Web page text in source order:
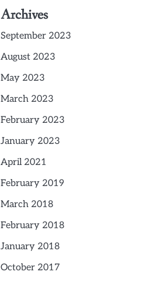
Archives
September 2023
August 2023
May 2023
March 2023
February 2023
January 2023
April 2021
February 2019
March 2018
February 2018
January 2018
October 2017